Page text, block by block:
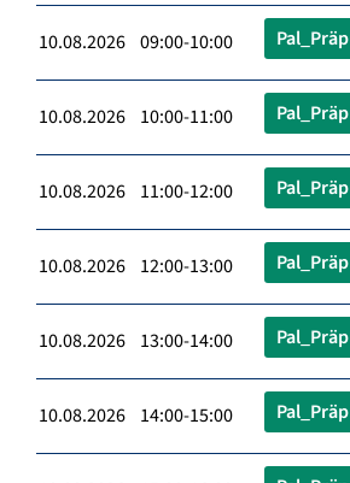
10.08.2026 09:00-10:00 Pal_Präp
10.08.2026 10:00-11:00 Pal_Präp
10.08.2026 11:00-12:00 Pal_Präp
10.08.2026 12:00-13:00 Pal_Präp
10.08.2026 13:00-14:00 Pal_Präp
10.08.2026 14:00-15:00 Pal_Präp